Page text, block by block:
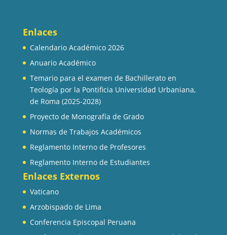
Enlaces
Calendario Académico 2026
Anuario Académico
Temario para el examen de Bachillerato en
Teología por la Pontificia Universidad Urbaniana,
de Roma (2025-2028)
Proyecto de Monografía de Grado
Normas de Trabajos Académicos
Reglamento Interno de Profesores
Reglamento Interno de Estudiantes
Enlaces Externos
Vaticano
Arzobispado de Lima
Conferencia Episcopal Peruana